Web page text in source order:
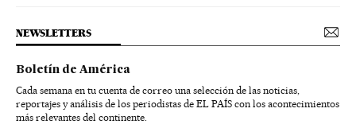
NEWSLETTERS
Boletín de América
Cada semana en tu cuenta de correo una selección de las noticias,
reportajes y análisis de los periodistas de EL PAÍS con los acontecimientos
más relevantes del continente.